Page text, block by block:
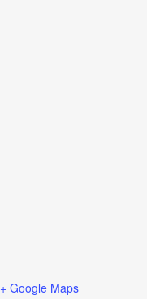
+ Google Maps